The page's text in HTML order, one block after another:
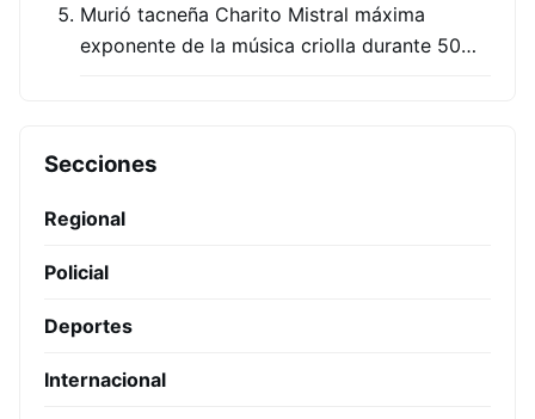
Murió tacneña Charito Mistral máxima
exponente de la música criolla durante 50…
Secciones
Regional
Policial
Deportes
Internacional